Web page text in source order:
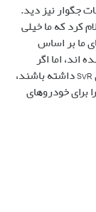
جگوار نیز دید.
کرد که ما خیلی
ما بر اساس
اند، اما اگر
خودروهای لندرور می توانند مانند جگوار نسخه های SVR داشته باشند،
پس ما نیز در صورت نیاز می توانیم نسخه های SVX را برای خودروهای